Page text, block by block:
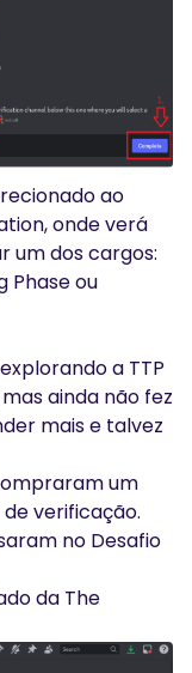
ao
onde verá
um dos cargos:
Phase ou
a TTP
ainda não fez
mais e talvez
um
verificação.
no Desafio
da The